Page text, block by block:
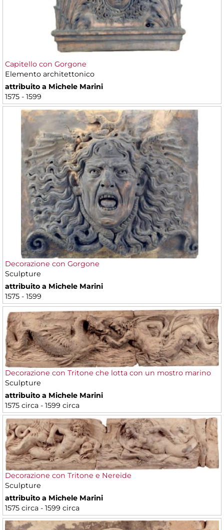
Capitello con Gorgone
Elemento architettonico
attribuito a Michele Marini
1575 - 1599
Decorazione con Gorgone
Sculpture
attribuito a Michele Marini
1575 - 1599
Decorazione con Tritone che lotta con un mostro marino
Sculpture
attribuito a Michele Marini
1575 circa - 1599 circa
Decorazione con Tritone e Nereide
Sculpture
attribuito a Michele Marini
1575 circa - 1599 circa